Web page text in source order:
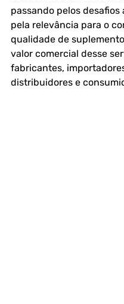
passando pelos desafios
pela relevância para o
qualidade de
valor comercial desse
fabricantes,
distribuidores e